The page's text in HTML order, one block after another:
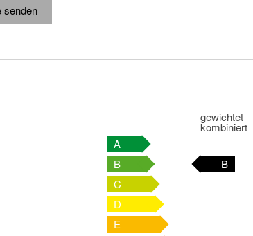
senden
gewichtet
kombiniert
A
B
B
C
D
E